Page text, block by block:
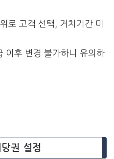
로 고객 선택, 거치기간 미
이후 변경 불가하니 유의하
권 설정